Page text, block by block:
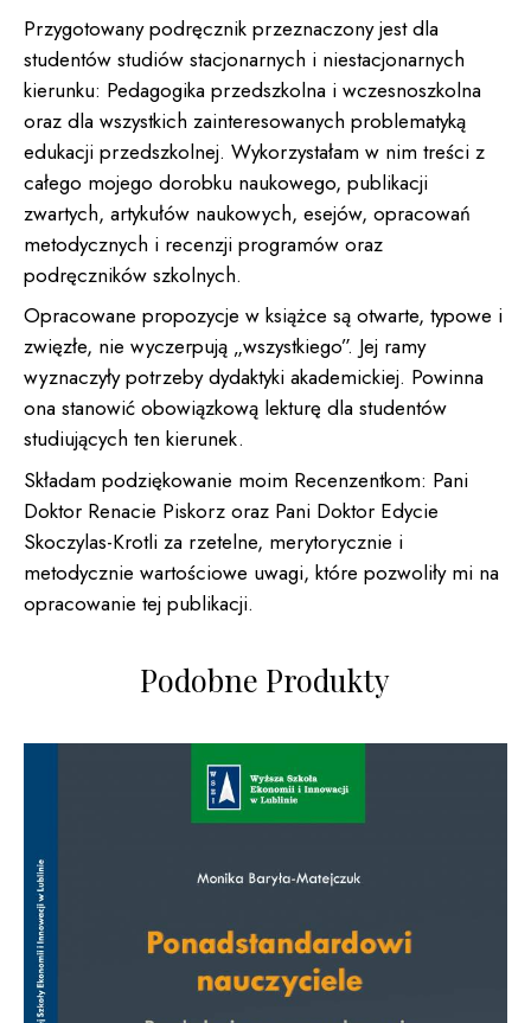
Przygotowany podręcznik przeznaczony jest dla
studentów studiów stacjonarnych i niestacjonarnych
kierunku: Pedagogika przedszkolna i wczesnoszkolna
oraz dla wszystkich zainteresowanych problematyką
edukacji przedszkolnej. Wykorzystałam w nim treści z
całego mojego dorobku naukowego, publikacji
zwartych, artykułów naukowych, esejów, opracowań
metodycznych i recenzji programów oraz
podręczników szkolnych.
Opracowane propozycje w książce są otwarte, typowe i
zwięzłe, nie wyczerpują „wszystkiego”. Jej ramy
wyznaczyły potrzeby dydaktyki akademickiej. Powinna
ona stanowić obowiązkową lekturę dla studentów
studiujących ten kierunek.
Składam podziękowanie moim Recenzentkom: Pani
Doktor Renacie Piskorz oraz Pani Doktor Edycie
Skoczylas-Krotli za rzetelne, merytorycznie i
metodycznie wartościowe uwagi, które pozwoliły mi na
opracowanie tej publikacji.
Podobne Produkty